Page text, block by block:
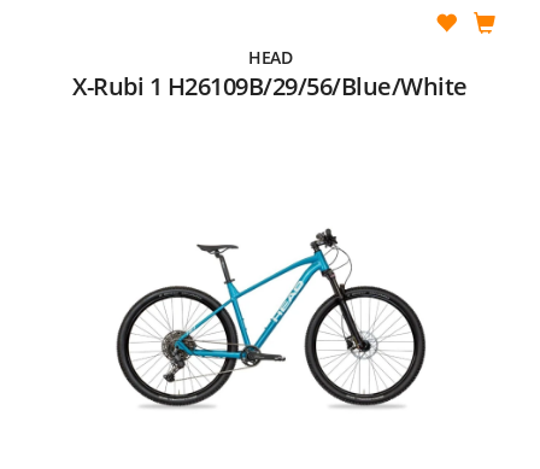
HEAD
X-Rubi 1 H26109B/29/56/Blue/White